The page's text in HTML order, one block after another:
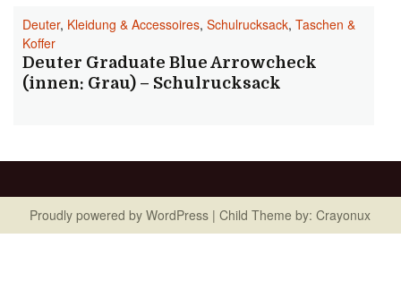
Deuter, Kleidung & Accessoires, Schulrucksack, Taschen &
Koffer
Deuter Graduate Blue Arrowcheck
(innen: Grau) – Schulrucksack
Proudly powered by WordPress | Child Theme by: Crayonux